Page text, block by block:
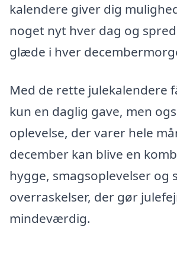
kalendere giver dig
noget nyt hver dag og
glæde i hver
Med de rette julekalendere
kun en daglig gave, men
oplevelse, der varer hele
december kan blive en
hygge, smagsoplevelser og
overraskelser, der gør
mindeværdig.